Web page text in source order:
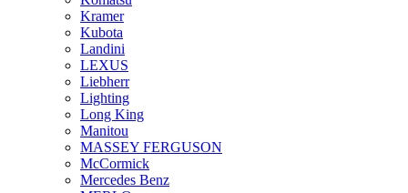
Kramer
Kubota
Landini
LEXUS
Liebherr
Lighting
Long King
Manitou
MASSEY FERGUSON
McCormick
Mercedes Benz